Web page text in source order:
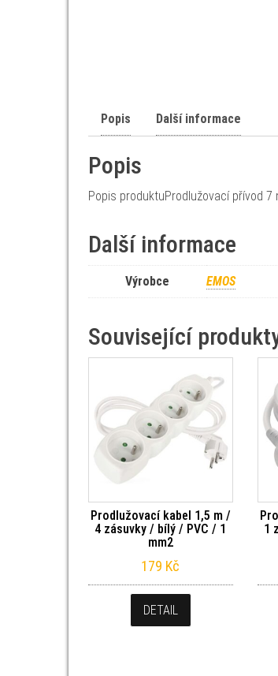
Popis Další informace
Popis
Popis produktuProdlužovací přívod
Další informace
Výrobce EMOS
Související
Prodlužovací kabel 1,5 m /
4 zásuvky / bílý / PVC / 1
mm2
179 Kč
DETAIL
1